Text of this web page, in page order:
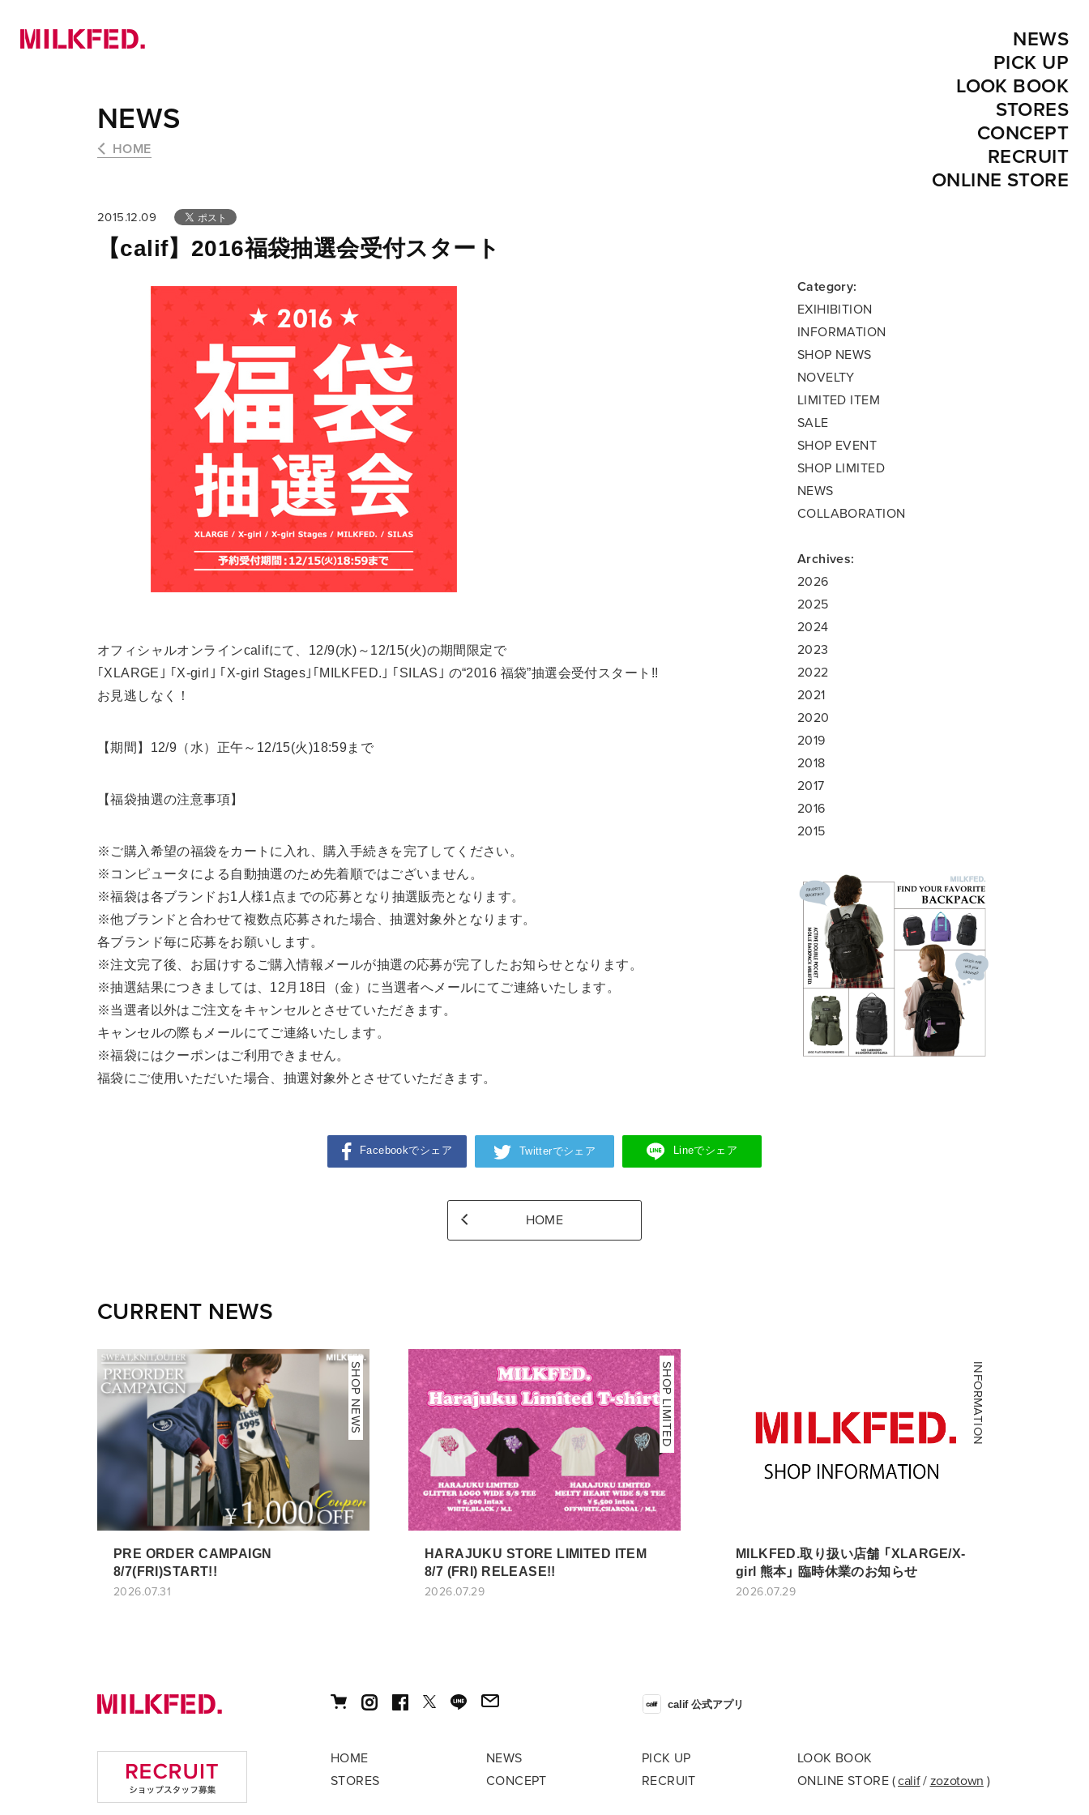
NEWS
PICK UP
LOOK BOOK
STORES
CONCEPT
RECRUIT
ONLINE STORE
NEWS
HOME
2015.12.09
【calif】2016福袋抽選会受付スタート
オフィシャルオンラインcalifにて、12/9(水)～12/15(火)の期間限定で
｢XLARGE｣ ｢X-girl｣ ｢X-girl Stages｣｢MILKFED.｣ ｢SILAS｣ の“2016 福袋”抽選会受付スタート!!
お見逃しなく！
【期間】12/9（水）正午～12/15(火)18:59まで
【福袋抽選の注意事項】
※ご購入希望の福袋をカートに入れ、購入手続きを完了してください。
※コンピュータによる自動抽選のため先着順ではございません。
※福袋は各ブランドお1人様1点までの応募となり抽選販売となります。
※他ブランドと合わせて複数点応募された場合、抽選対象外となります。
各ブランド毎に応募をお願いします。
※注文完了後、お届けするご購入情報メールが抽選の応募が完了したお知らせとなります。
※抽選結果につきましては、12月18日（金）に当選者へメールにてご連絡いたします。
※当選者以外はご注文をキャンセルとさせていただきます。
キャンセルの際もメールにてご連絡いたします。
※福袋にはクーポンはご利用できません。
福袋にご使用いただいた場合、抽選対象外とさせていただきます。
Category:
EXIHIBITION
INFORMATION
SHOP NEWS
NOVELTY
LIMITED ITEM
SALE
SHOP EVENT
SHOP LIMITED
NEWS
COLLABORATION
Archives:
2026
2025
2024
2023
2022
2021
2020
2019
2018
2017
2016
2015
Facebookでシェア Twitterでシェア Lineでシェア
HOME
CURRENT NEWS
NEWS
SHOP NEWS
PRE ORDER CAMPAIGN
8/7(FRI)START!!
2026.07.31
SHOP LIMITED
HARAJUKU STORE LIMITED ITEM
8/7 (FRI) RELEASE!!
2026.07.29
INFORMATION
MILKFED.取り扱い店舗 「XLARGE/X-
girl 熊本」 臨時休業のお知らせ
2026.07.29
HOME NEWS PICK UP
LOOK BOOK
STORES
CONCEPT RECRUIT ONLINE STORE (calif/ zozotown )
calif 公式アプリ